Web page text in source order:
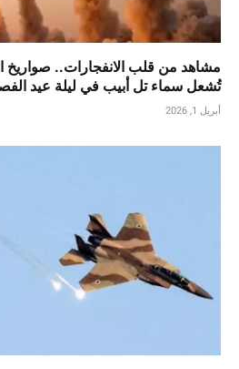
مشاهد من قلب الانفجارات.. صواريخ
تُشعل سماء تل أبيب في ليلة عيد
أبريل 1, 2026